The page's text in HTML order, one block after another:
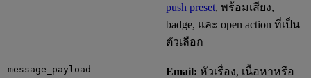
message_payload
push preset, พร้อมเสียง,
badge, และ open action ที่เป็น
ตัวเลือก
Email: หัวเรื่อง, เนื้อหาหรือ